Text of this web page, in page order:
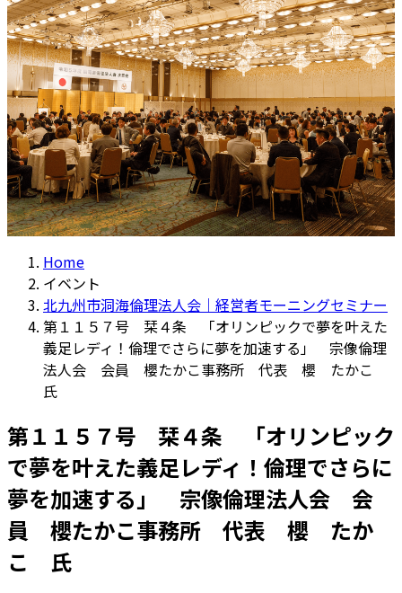
Home
イベント
北九州市洞海倫理法人会｜経営者モーニングセミナー
第１１５７号 栞４条 「オリンピックで夢を叶えた
義足レディ！倫理でさらに夢を加速する」 宗像倫理
法人会 会員 櫻たかこ事務所 代表 櫻 たかこ
氏
第１１５７号 栞４条 「オリンピック
で夢を叶えた義足レディ！倫理でさらに
夢を加速する」 宗像倫理法人会 会
員 櫻たかこ事務所 代表 櫻 たか
こ 氏